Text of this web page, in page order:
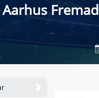
Aarhus Fremad